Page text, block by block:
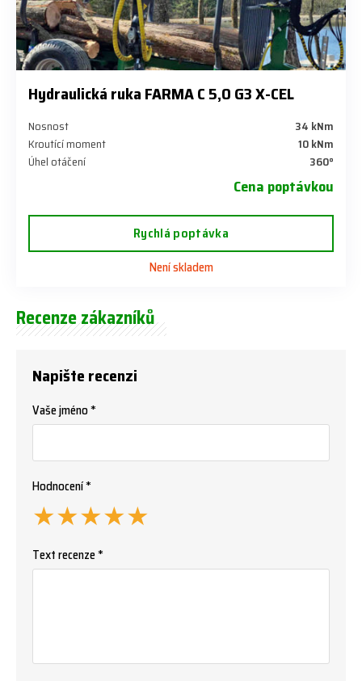
Hydraulická ruka FARMA C 5,0 G3 X-CEL
Nosnost
34 kNm
Kroutící moment
10 kNm
Úhel otáčení
360°
Cena poptávkou
Rychlá poptávka
Není skladem
Recenze zákazníků
Napište recenzi
Vaše jméno *
Hodnocení *
★
★
★
★
★
Text recenze *